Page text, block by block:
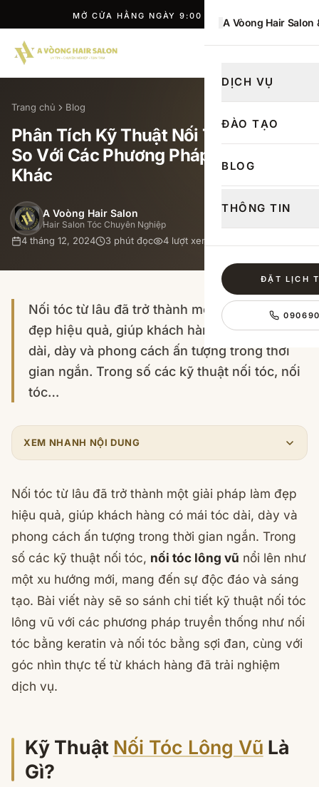
MỞ CỬA HẰNG NGÀY 9:00 — 21:00
A Vòong Hair Salon
DỊCH VỤ
ĐÀO TẠO
BLOG
THÔNG TIN
ĐẶT LỊCH
Trang chủ Blog
Phân Tích Kỹ Thuật Nối Tóc Lông Vũ
So Với Các Phương Pháp Làm Tóc
Khác
A Voòng Hair Salon
Hair Salon Tóc Chuyên Nghiệp
4 tháng 12, 2024 3 phút đọc 4 lượt xem
Nối tóc từ lâu đã trở thành một giải pháp làm
đẹp hiệu quả, giúp khách hàng có mái tóc
dài, dày và phong cách ấn tượng trong thời
gian ngắn. Trong số các kỹ thuật nối tóc, nối
tóc…
XEM NHANH NỘI DUNG
Nối tóc từ lâu đã trở thành một giải pháp làm đẹp
hiệu quả, giúp khách hàng có mái tóc dài, dày và
phong cách ấn tượng trong thời gian ngắn. Trong
số các kỹ thuật nối tóc, nối tóc lông vũ nổi lên như
một xu hướng mới, mang đến sự độc đáo và sáng
tạo. Bài viết này sẽ so sánh chi tiết kỹ thuật nối tóc
lông vũ với các phương pháp truyền thống như nối
tóc bằng keratin và nối tóc bằng sợi đan, cùng với
góc nhìn thực tế từ khách hàng đã trải nghiệm
dịch vụ.
Kỹ Thuật Nối Tóc Lông Vũ Là
Gì?